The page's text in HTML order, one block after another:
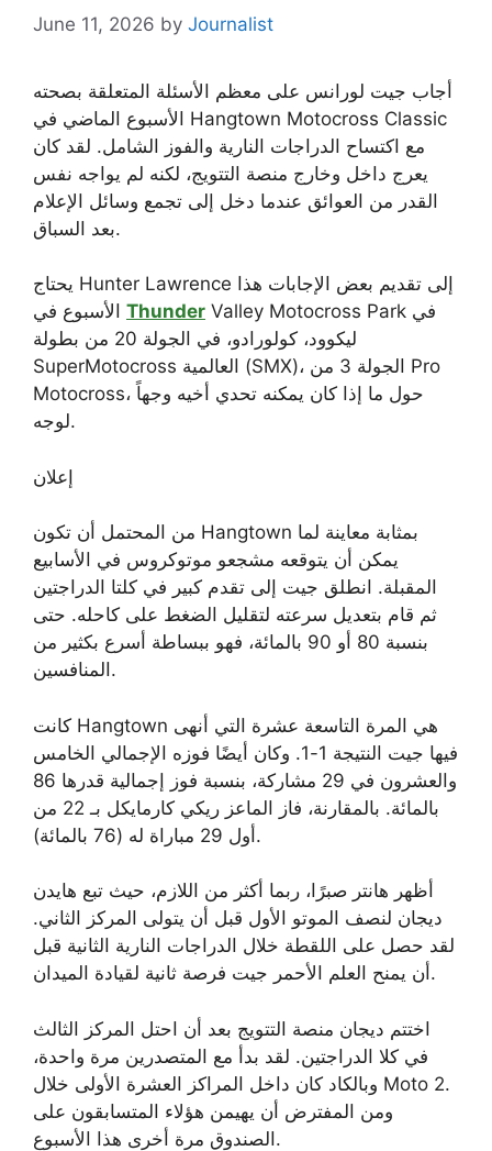
June 11, 2026 by Journalist
أجاب جيت لورانس على معظم الأسئلة المتعلقة بصحته
الأسبوع الماضي في Hangtown Motocross Classic
مع اكتساح الدراجات النارية والفوز الشامل. لقد كان
يعرج داخل وخارج منصة التتويج، لكنه لم يواجه نفس
القدر من العوائق عندما دخل إلى تجمع وسائل الإعلام
بعد السباق.
يحتاج Hunter Lawrence إلى تقديم بعض الإجابات هذا
Thunder Valley Motocross Park في
ليكوود، كولورادو، في الجولة 20 من بطولة
SuperMotocross العالمية (SMX)، الجولة 3 من Pro
Motocross، حول ما إذا كان يمكنه تحدي أخيه وجهاً
لوجه.
إعلان
من المحتمل أن تكون Hangtown بمثابة معاينة لما
يمكن أن يتوقعه مشجعو موتوكروس في الأسابيع
المقبلة. انطلق جيت إلى تقدم كبير في كلتا الدراجتين
ثم قام بتعديل سرعته لتقليل الضغط على كاحله. حتى
بنسبة 80 أو 90 بالمائة، فهو ببساطة أسرع بكثير من
المنافسين.
كانت Hangtown هي المرة التاسعة عشرة التي أنهى
فيها جيت النتيجة 1-1. وكان أيضًا فوزه الإجمالي الخامس
والعشرون في 29 مشاركة، بنسبة فوز إجمالية قدرها 86
بالمائة. بالمقارنة، فاز الماعز ريكي كارمايكل بـ 22 من
أول 29 مباراة له (76 بالمائة).
أظهر هانتر صبرًا، ربما أكثر من اللازم، حيث تبع هايدن
ديجان لنصف الموتو الأول قبل أن يتولى المركز الثاني.
لقد حصل على اللقطة خلال الدراجات النارية الثانية قبل
أن يمنح العلم الأحمر جيت فرصة ثانية لقيادة الميدان.
اختتم ديجان منصة التتويج بعد أن احتل المركز الثالث
في كلا الدراجتين. لقد بدأ مع المتصدرين مرة واحدة،
وبالكاد كان داخل المراكز العشرة الأولى خلال Moto 2.
ومن المفترض أن يهيمن هؤلاء المتسابقون على
الصندوق مرة أخرى هذا الأسبوع.